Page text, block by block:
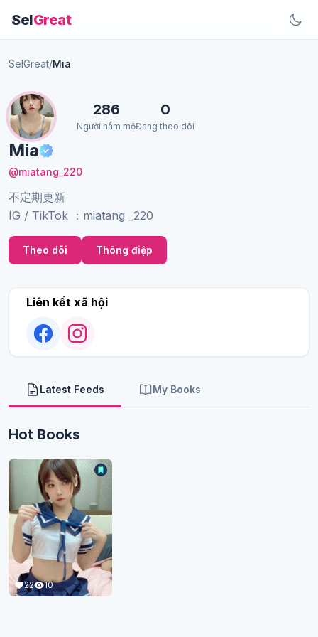
SelGreat
SelGreat/Mia
Mia
@miatang_220
不定期更新
IG / TikTok ：miatang _220
286
Người hâm mộ
0
Đang theo dõi
Theo dõi Thông điệp
Liên kết xã hội
Latest Feeds My Books
Hot Books
22 10